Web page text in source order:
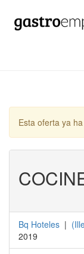
Esta oferta ya
Bq Hoteles | (
2019